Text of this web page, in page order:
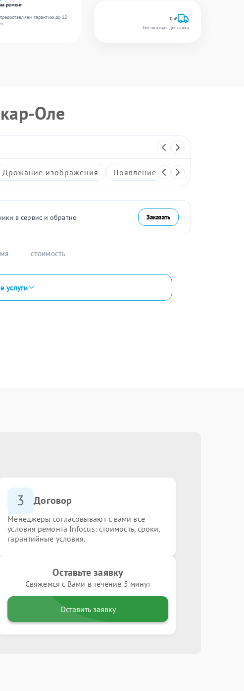
ремонт
гарантию до 12
0 ₽
бесплатная доставка
Оле
Дрожание изображения Появление артефактов на
в сервис и обратно Заказать
СТОИМОСТЬ
услуги
3 Договор
Менеджеры согласовывают с вами все
условия ремонта Infocus: стоимость, сроки,
гарантийные условия.
Оставьте заявку
Свяжемся с Вами в течение 5 минут
Оставить заявку